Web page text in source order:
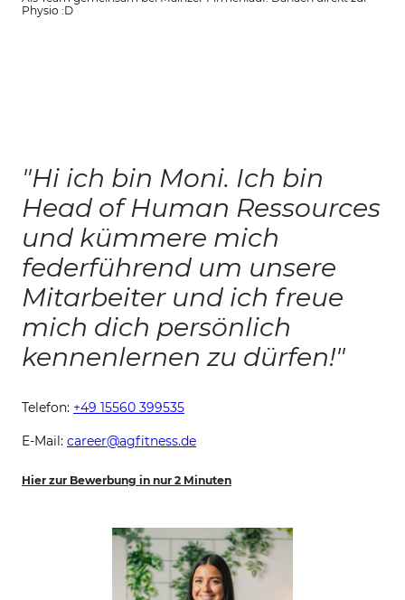
Physio :D
"Hi ich bin Moni. Ich bin
Head of Human Ressources
und kümmere mich
federführend um unsere
Mitarbeiter und ich freue
mich dich persönlich
kennenlernen zu dürfen!"
Telefon: +49 15560 399535
E-Mail: career@agfitness.de
Hier zur Bewerbung in nur 2 Minuten